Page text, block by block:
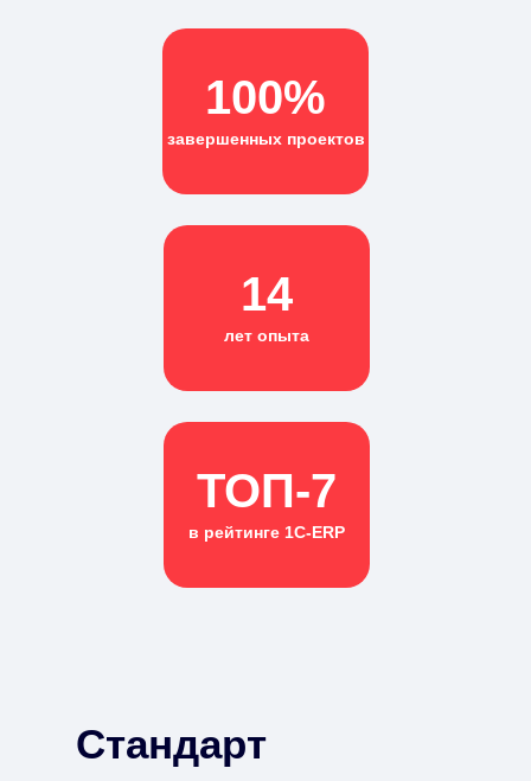
завершенных проектов
100%
ТОП-7
в рейтинге 1С-ERP
лет опыта
14
Стандарт